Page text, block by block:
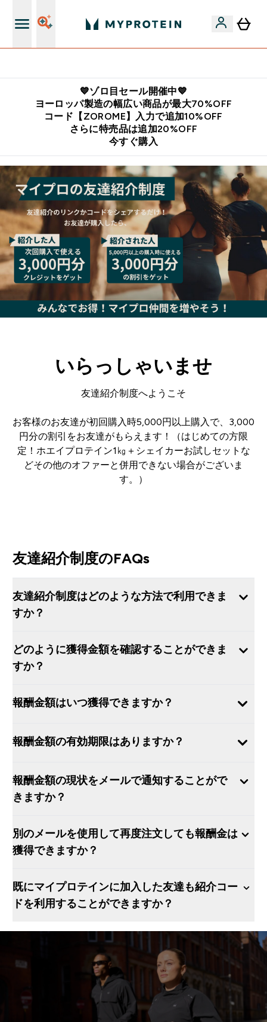
💙ゾロ目セール開催中💙
ヨーロッパ製造の幅広い商品が最大70%OFF
コード【ZOROME】入力で追加10%OFF
さらに特売品は追加20%OFF
今すぐ購入
いらっしゃいませ
友達紹介制度へようこそ
お客様のお友達が初回購入時5,000円以上購入で、3,000
円分の割引をお友達がもらえます！（はじめての方限
定！ホエイプロテイン1㎏＋シェイカーお試しセットな
どその他のオファーと併用できない場合がございま
す。）
友達紹介制度のFAQs
友達紹介制度はどのような方法で利用できま
すか？
どのように獲得金額を確認することができま
すか？
報酬金額はいつ獲得できますか？
報酬金額の有効期限はありますか？
報酬金額の現状をメールで通知することがで
きますか？
別のメールを使用して再度注文しても報酬金は
獲得できますか？
既にマイプロテインに加入した友達も紹介コー
ドを利用することができますか？